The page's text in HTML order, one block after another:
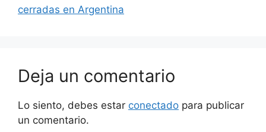
cerradas en Argentina
Deja un comentario
Lo siento, debes estar conectado para publicar
un comentario.